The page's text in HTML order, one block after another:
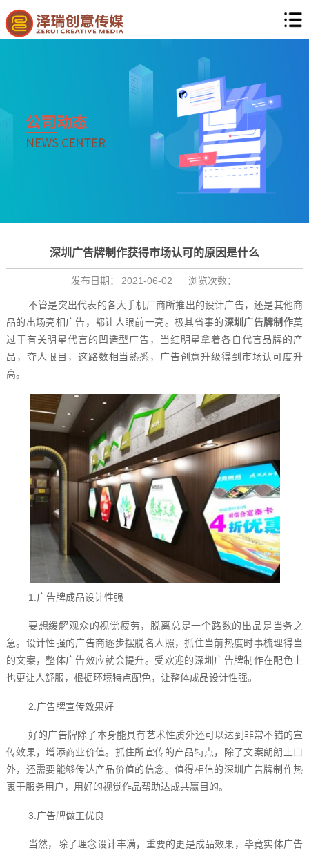
深圳广告牌制作获得市场认可的原因是什么
发布日期： 2021-06-02 浏览次数：
不管是突出代表的各大手机厂商所推出的设计广告，还是其他商
品的出场亮相广告，都让人眼前一亮。极其省事的深圳广告牌制作莫
过于有关明星代言的凹造型广告，当红明星拿着各自代言品牌的产
品，夺人眼目，这路数相当熟悉，广告创意升级得到市场认可度升
高。
1.广告牌成品设计性强
要想缓解观众的视觉疲劳，脱离总是一个路数的出品是当务之
急。设计性强的广告商逐步摆脱名人照，抓住当前热度时事梳理得当
的文案，整体广告效应就会提升。受欢迎的深圳广告牌制作在配色上
也更让人舒服，根据环境特点配色，让整体成品设计性强。
2.广告牌宣传效果好
好的广告牌除了本身能具有艺术性质外还可以达到非常不错的宣
传效果，增添商业价值。抓住所宣传的产品特点，除了文案朗朗上口
外，还需要能够传达产品价值的信念。值得相信的深圳广告牌制作热
衷于服务用户，用好的视觉作品帮助达成共赢目的。
3.广告牌做工优良
当然，除了理念设计丰满，重要的更是成品效果，毕竟实体广告